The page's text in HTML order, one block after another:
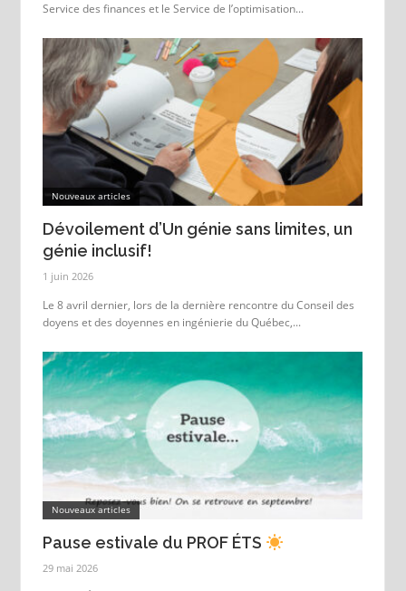
Service des finances et le Service de l’optimisation...
Nouveaux articles
Dévoilement d’Un génie sans limites, un
génie inclusif!
1 juin 2026
Le 8 avril dernier, lors de la dernière rencontre du Conseil des
doyens et des doyennes en ingénierie du Québec,...
Nouveaux articles
Pause estivale du PROF ÉTS
29 mai 2026